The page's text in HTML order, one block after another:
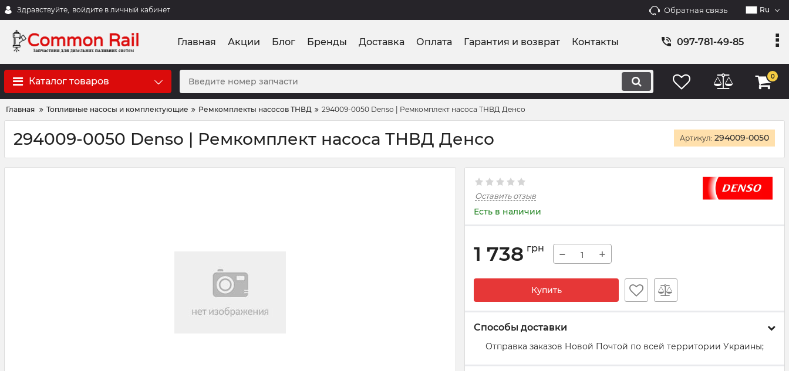
Здравствуйте, войдите в личный кабинет Обратная связь Ru
Главная Акции Блог Бренды Доставка Оплата Гарантия и возврат Контакты 097-781-49-85
Каталог товаров 0
Главная Топливные насосы и комплектующие Ремкомплекты насосов ТНВД 294009-0050 Denso | Ремкомплект насоса ТНВД Денсо
294009-0050 Denso | Ремкомплект насоса ТНВД Денсо Артикул: 294009-0050
Оставить отзыв
Есть в наличии
1 738 грн − +
Купить
Способы доставки
Отправка заказов Новой Почтой по всей территории Украины;